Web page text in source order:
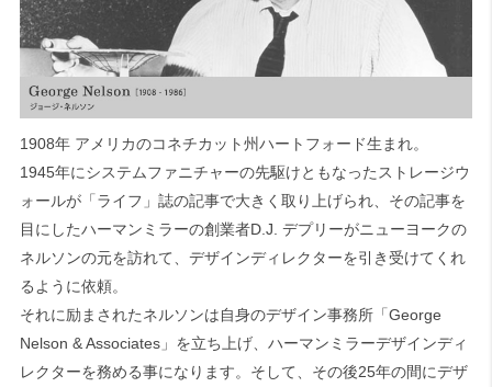
1908年 アメリカのコネチカット州ハートフォード生まれ。
1945年にシステムファニチャーの先駆けともなったストレージウ
ォールが「ライフ」誌の記事で大きく取り上げられ、その記事を
目にしたハーマンミラーの創業者D.J. デプリーがニューヨークの
ネルソンの元を訪れて、デザインディレクターを引き受けてくれ
るように依頼。
それに励まされたネルソンは自身のデザイン事務所「George
Nelson & Associates」を立ち上げ、ハーマンミラーデザインディ
レクターを務める事になります。そして、その後25年の間にデザ